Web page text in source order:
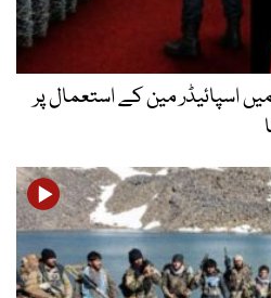
اسپائیڈر مین کے استعمال پر